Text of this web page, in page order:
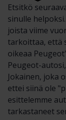
Etsitkö
sinulle
joista viime
tarkoittaa, että
oikeaa
Peugeot-
Jokainen, joka
ettei siinä ole
esittelemme
tarkastaneet